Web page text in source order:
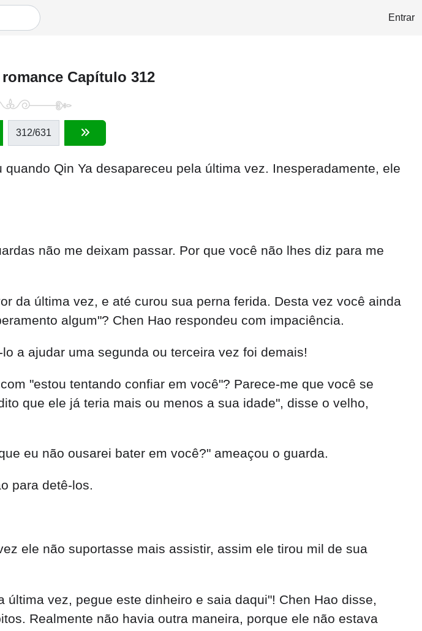
Entrar
Capítulo 312
312/631
Qin Ya desapareceu pela última vez. Inesperadamente, ele
não me deixam passar. Por que você não lhes diz para me
da última vez, e até curou sua perna ferida. Desta vez você ainda
algum"? Chen Hao respondeu com impaciência.
a ajudar uma segunda ou terceira vez foi demais!
"estou tentando confiar em você"? Parece-me que você se
que ele já teria mais ou menos a sua idade", disse o velho,
eu não ousarei bater em você?" ameaçou o guarda.
para detê-los.
ele não suportasse mais assistir, assim ele tirou mil de sua
vez, pegue este dinheiro e saia daqui"! Chen Hao disse,
Realmente não havia outra maneira, porque ele não estava